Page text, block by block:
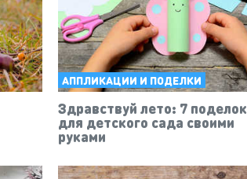
АППЛИКАЦИИ И ПОДЕЛКИ
Здравствуй лето: 7 поделок
для детского сада своими
руками